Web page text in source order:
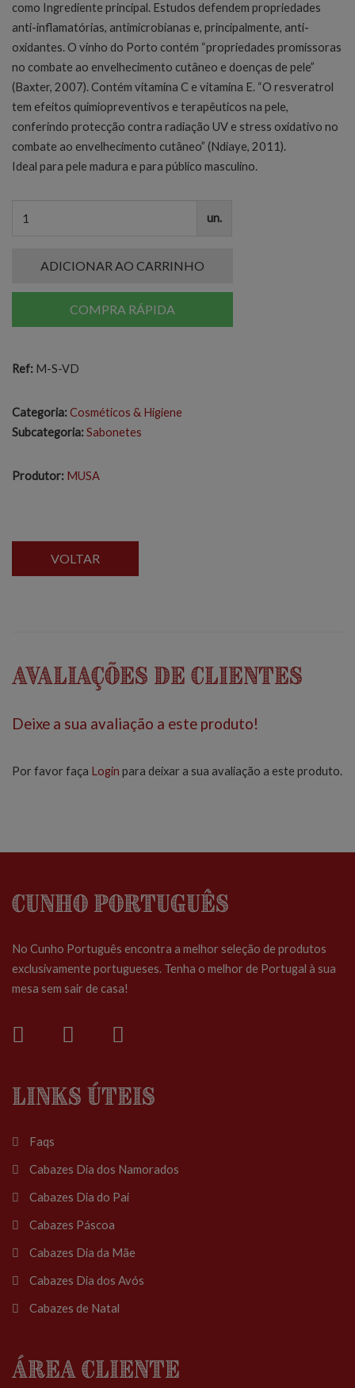
como Ingrediente principal. Estudos defendem propriedades
anti-inflamatórias, antimicrobianas e, principalmente, anti-
oxidantes. O vinho do Porto contém “propriedades promissoras
no combate ao envelhecimento cutâneo e doenças de pele”
(Baxter, 2007). Contém vitamina C e vitamina E. “O resveratrol
tem efeitos quimiopreventivos e terapêuticos na pele,
conferindo protecção contra radiação UV e stress oxidativo no
combate ao envelhecimento cutâneo” (Ndiaye, 2011).
Ideal para pele madura e para público masculino.
un.
ADICIONAR AO CARRINHO
COMPRA RÁPIDA
Ref: M-S-VD
Categoria:Cosméticos & Higiene
Subcategoria:Sabonetes
Produtor: MUSA
VOLTAR
Avaliações de Clientes
Deixe a sua avaliação a este produto!
Por favor faça Login para deixar a sua avaliação a este produto.
Cunho Português
No Cunho Português encontra a melhor seleção de produtos
exclusivamente portugueses. Tenha o melhor de Portugal à sua
mesa sem sair de casa!
Links Úteis
Faqs
Cabazes Dia dos Namorados
Cabazes Dia do Pai
Cabazes Páscoa
Cabazes Dia da Mãe
Cabazes Dia dos Avós
Cabazes de Natal
Área Cliente